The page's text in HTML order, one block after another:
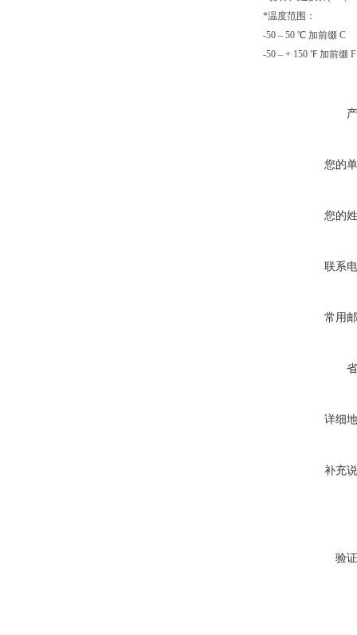
*温度范围：
-50 – 50 ℃ 加前缀 C
-50 – + 150 ℉ 加前缀 F
您的
您的
联系
常用
详细
补充
验